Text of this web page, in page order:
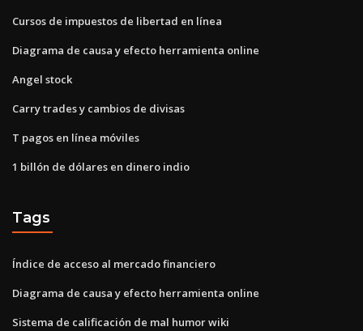
Cursos de impuestos de libertad en línea
Diagrama de causa y efecto herramienta online
Angel stock
Carry trades y cambios de divisas
T pagos en línea móviles
1 billón de dólares en dinero indio
Tags
Índice de acceso al mercado financiero
Diagrama de causa y efecto herramienta online
Sistema de calificación de mal humor wiki